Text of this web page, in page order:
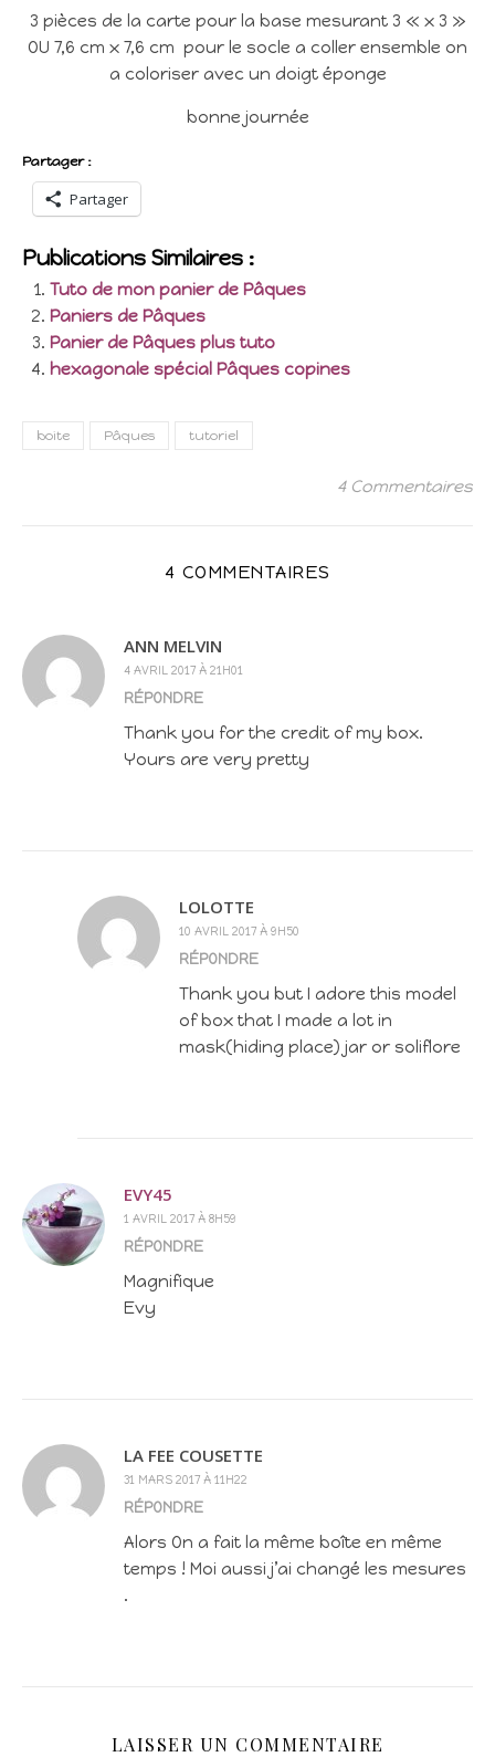
3 pièces de la carte pour la base mesurant 3 « x 3 »
OU 7,6 cm x 7,6 cm pour le socle a coller ensemble on
a coloriser avec un doigt éponge
bonne journée
Partager :
Partager
Publications Similaires :
Tuto de mon panier de Pâques
Paniers de Pâques
Panier de Pâques plus tuto
hexagonale spécial Pâques copines
boite Pâques tutoriel
4 Commentaires
4 COMMENTAIRES
ANN MELVIN
4 AVRIL 2017 À 21H01
RÉPONDRE
Thank you for the credit of my box.
Yours are very pretty
LOLOTTE
10 AVRIL 2017 À 9H50
RÉPONDRE
Thank you but I adore this model
of box that I made a lot in
mask(hiding place) jar or soliflore
EVY45
1 AVRIL 2017 À 8H59
RÉPONDRE
Magnifique
Evy
LA FEE COUSETTE
31 MARS 2017 À 11H22
RÉPONDRE
Alors On a fait la même boîte en même
temps ! Moi aussi j’ai changé les mesures
.
LAISSER UN COMMENTAIRE